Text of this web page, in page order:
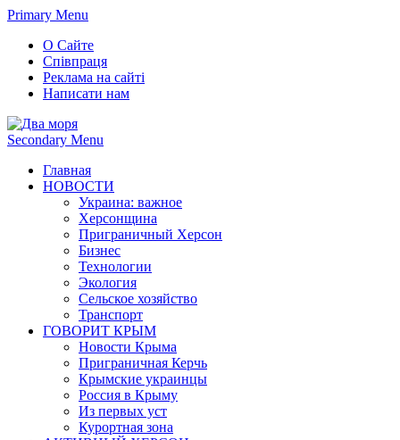
Primary Menu
О Сайте
Співпраця
Реклама на сайті
Написати нам
Secondary Menu
Главная
НОВОСТИ
Украина: важное
Херсонщина
Приграничный Херсон
Бизнес
Технологии
Экология
Сельское хозяйство
Транспорт
ГОВОРИТ КРЫМ
Новости Крыма
Приграничная Керчь
Крымские украинцы
Россия в Крыму
Из первых уст
Курортная зона